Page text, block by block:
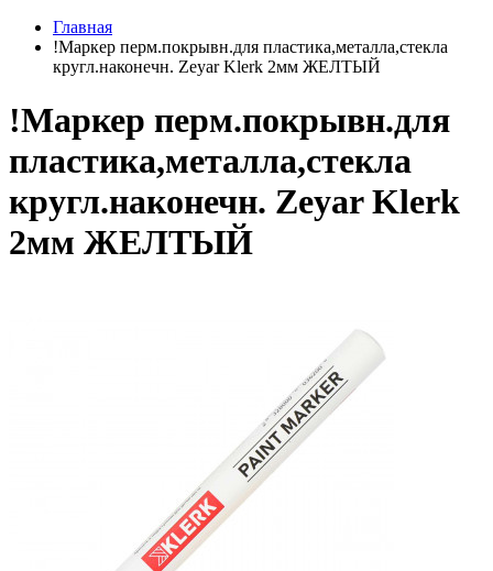
Главная
!Маркер перм.покрывн.для пластика,металла,стекла
кругл.наконечн. Zeyar Klerk 2мм ЖЕЛТЫЙ
!Маркер перм.покрывн.для
пластика,металла,стекла
кругл.наконечн. Zeyar Klerk
2мм ЖЕЛТЫЙ